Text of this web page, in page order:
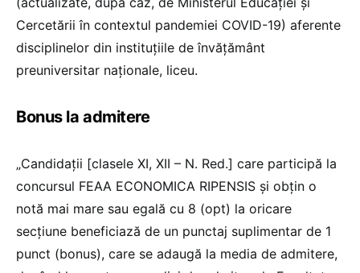
Cercetării în contextul pandemiei COVID-19) aferente
disciplinelor din instituțiile de învățământ
preuniversitar naționale, liceu.
Bonus la admitere
„Candidații [clasele XI, XII – N. Red.] care participă la
concursul FEAA ECONOMICA RIPENSIS și obțin o
notă mai mare sau egală cu 8 (opt) la oricare
secțiune beneficiază de un punctaj suplimentar de 1
punct (bonus), care se adaugă la media de admitere,